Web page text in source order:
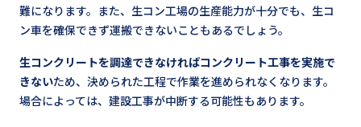
難になります。また、生コン工場の生産能力が十分でも、生コ
ン車を確保できず運搬できないこともあるでしょう。
生コンクリートを調達できなければコンクリート工事を実施で
きないため、決められた工程で作業を進められなくなります。
場合によっては、建設工事が中断する可能性もあります。